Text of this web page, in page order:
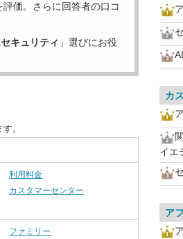
評価。さらに回答者の口コ
キュリティ 」選びにお役
。
利用料金
カスタマーセンター
ファミリー
カ
イエ
ア